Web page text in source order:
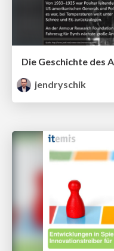
Die Geschichte des
jendryschik